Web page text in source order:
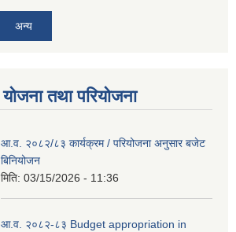
अन्य
योजना तथा परियोजना
आ.व. २०८२/८३ कार्यक्रम / परियोजना अनुसार बजेट
बिनियोजन
मिति: 03/15/2026 - 11:36
आ.व. २०८२-८३ Budget appropriation in